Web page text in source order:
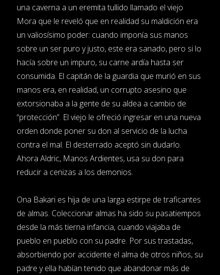
una caverna a un eremita tullido llamado el viejo
Mora que le reveló que en realidad su maldición era
un valiosísimo poder: cuando imponía sus manos
sobre un ser puro y justo, este era sanado, pero si lo
hacía sobre un impuro, su carne ardía hasta ser
consumida. El capitán de la guardia que murió en sus
manos era, en realidad, un corrupto asesino que
extorsionaba a la gente de su aldea a cambio de
“protección”. El viejo le ofreció ingresar en una nueva
orden donde poner su don al servicio de la lucha
contra el mal. El desterrado aceptó sin dudarlo.
Ahora Aldric, Manos Ardientes, usa su don para
reducir a cenizas a los demonios.
Ona Bakari es hija de una larga estirpe de traficantes
de almas. Coleccionar almas ha sido su pasatiempos
desde la más tierna infancia, cuando viajaba de
pueblo en pueblo con su padre. Por sus trastadas,
absorbiendo por accidente el alma de otros niños, su
padre y ella habían tenido que abandonar más de